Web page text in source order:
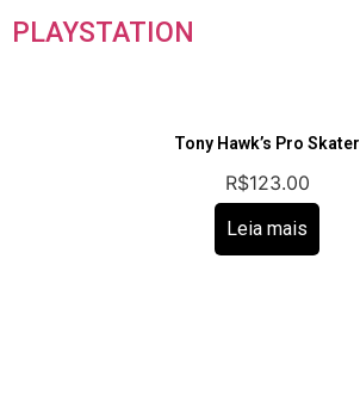
PLAYSTATION
Tony Hawk’s Pro Skater
R$123.00
Leia mais